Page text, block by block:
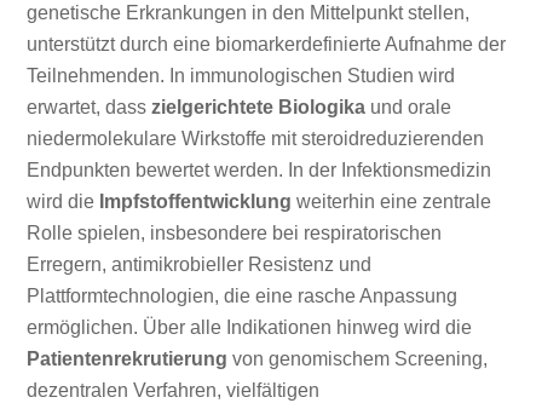
genetische Erkrankungen in den Mittelpunkt stellen,
unterstützt durch eine biomarkerdefinierte Aufnahme der
Teilnehmenden. In immunologischen Studien wird
erwartet, dasszielgerichtete Biologika und orale
niedermolekulare Wirkstoffe mit steroidreduzierenden
Endpunkten bewertet werden. In der Infektionsmedizin
wird die Impfstoffentwicklung weiterhin eine zentrale
Rolle spielen, insbesondere bei respiratorischen
Erregern, antimikrobieller Resistenz und
Plattformtechnologien, die eine rasche Anpassung
ermöglichen. Über alle Indikationen hinweg wird die
Patientenrekrutierung von genomischem Screening,
dezentralen Verfahren, vielfältigen